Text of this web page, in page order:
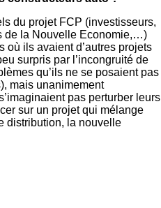
du projet FCP (investisseurs,
de la Nouvelle Economie,…)
où ils avaient d’autres projets
surpris par l’incongruité de
qu’ils ne se posaient pas
mais unanimement
pas perturber leurs
sur un projet qui mélange
distribution, la nouvelle